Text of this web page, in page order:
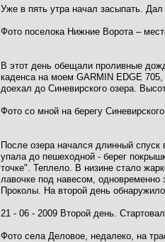
Уже в пять утра начал засыпать.
Фото поселока Нижние Ворота –
В этот день обещали проливные
каденса на моем GARMIN EDGE
доехал до Синевирского озера.
Фото со мной на берегу
После озера начался длинный
упала до пешеходной - берег
точке". Теплело. В низине стало
лавочке под навесом,
Проколы. На второй день
21 - 06 - 2009 Второй день.
Фото села Деловое, недалеко, на